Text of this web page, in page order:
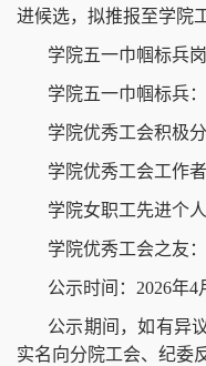
进候选，拟推报至学院
学院五一巾帼标兵
学院五一巾帼标兵
学院优秀工会积极
学院优秀工会工作
学院女职工先进个
学院优秀工会之友
公示时间：2026年4
公示期间，如有异
实名向分院工会、纪委